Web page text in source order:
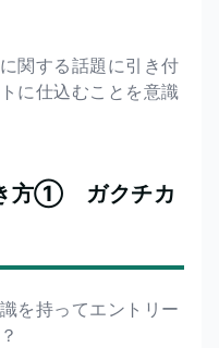
関する話題に引き付
に仕込むことを意識
方① ガクチカ
を持ってエントリー